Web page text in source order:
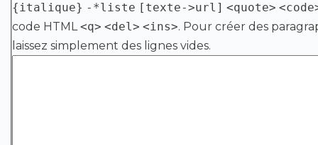
{italique} -*liste [texte->url] <quote>
code HTML<q> <del> <ins>. Pour créer des
laissez simplement des lignes vides.